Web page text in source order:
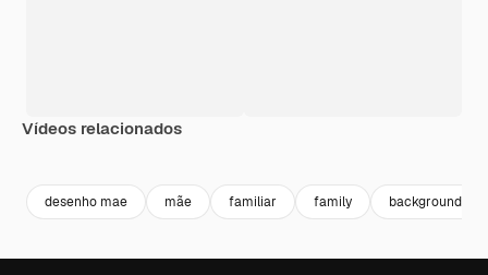
Vídeos relacionados
desenho mae mãe familiar family background